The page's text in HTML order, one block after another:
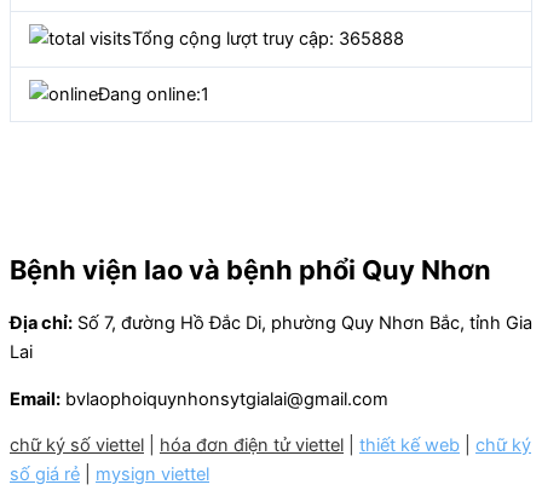
Tổng cộng lượt truy cập: 365888
Đang online:1
Bệnh viện lao và bệnh phổi Quy Nhơn
Địa chỉ: Số 7, đường Hồ Đắc Di, phường Quy Nhơn Bắc, tỉnh Gia
Lai
Email: bvlaophoiquynhonsytgialai@gmail.com
chữ ký số viettel hóa đơn điện tử viettel thiết kế web
chữ ký
số giá rẻ
mysign viettel